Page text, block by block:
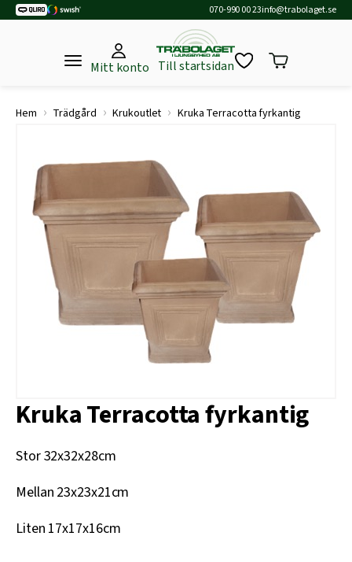
070-990 00 23info@trabolaget.se
Mitt konto Till startsidan
Hem › Trädgård › Krukoutlet › Kruka Terracotta fyrkantig
Kruka Terracotta fyrkantig
Stor 32x32x28cm
Mellan 23x23x21cm
Liten 17x17x16cm